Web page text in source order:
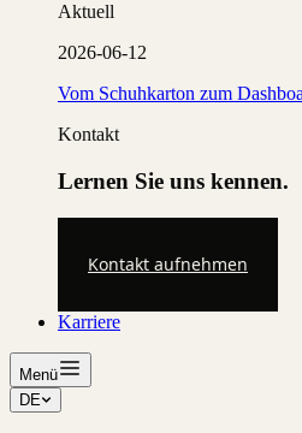
Aktuell
2026-06-12
Vom Schuhkarton zum
Kontakt
Lernen Sie uns kennen.
Kontakt aufnehmen
Karriere
Menü
DE